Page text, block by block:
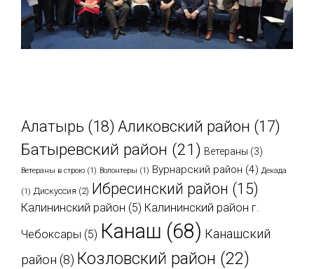
Алатырь (18) Аликовский район (17)
Батыревский район (21) Ветераны (3)
Ветераны в строю (1) Волонтеры (1) Вурнарский район (4) Декада
(1) Дискуссия (2) Ибресинский район (15)
Калининский район (5) Калининский район г.
Чебоксары (5) Канаш (68) Канашский
район (8) Козловский район (22)